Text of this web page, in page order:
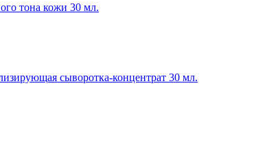
тона кожи 30 мл.
сыворотка-концентрат 30 мл.